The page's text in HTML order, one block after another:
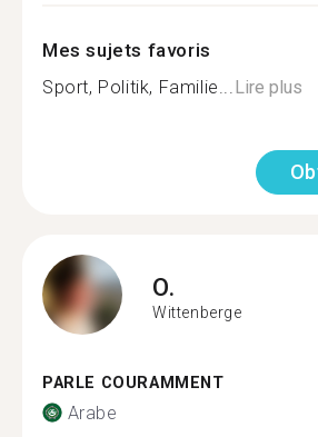
Mes sujets favoris
Sport, Politik, Familie...Lire plus
O.
Wittenberge
PARLE COURAMMENT
Arabe